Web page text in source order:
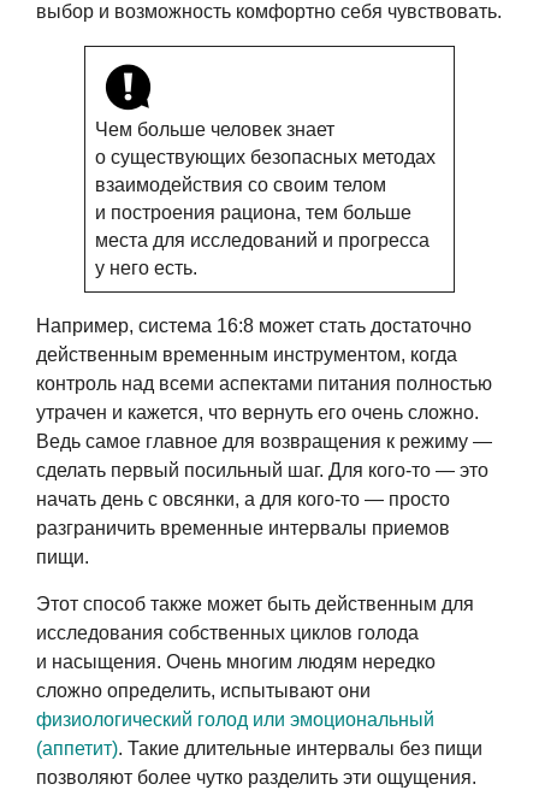
выбор и возможность комфортно себя чувствовать.
Чем больше человек знает
о существующих безопасных методах
взаимодействия со своим телом
и построения рациона, тем больше
места для исследований и прогресса
у него есть.
Например, система 16:8 может стать достаточно
действенным временным инструментом, когда
контроль над всеми аспектами питания полностью
утрачен и кажется, что вернуть его очень сложно.
Ведь самое главное для возвращения к режиму —
сделать первый посильный шаг. Для кого-то — это
начать день с овсянки, а для кого-то — просто
разграничить временные интервалы приемов
пищи.
Этот способ также может быть действенным для
исследования собственных циклов голода
и насыщения. Очень многим людям нередко
сложно определить, испытывают они
физиологический голод или эмоциональный
(аппетит). Такие длительные интервалы без пищи
позволяют более чутко разделить эти ощущения.